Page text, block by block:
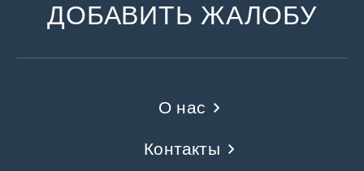
ДОБАВИТЬ ЖАЛОБУ
О нас
Контакты